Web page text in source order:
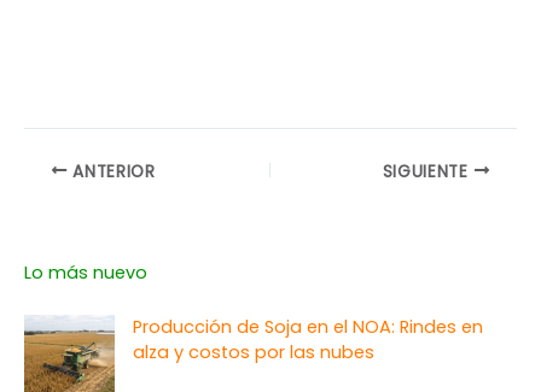
ANTERIOR SIGUIENTE
Lo más nuevo
Producción de Soja en el NOA: Rindes en
alza y costos por las nubes